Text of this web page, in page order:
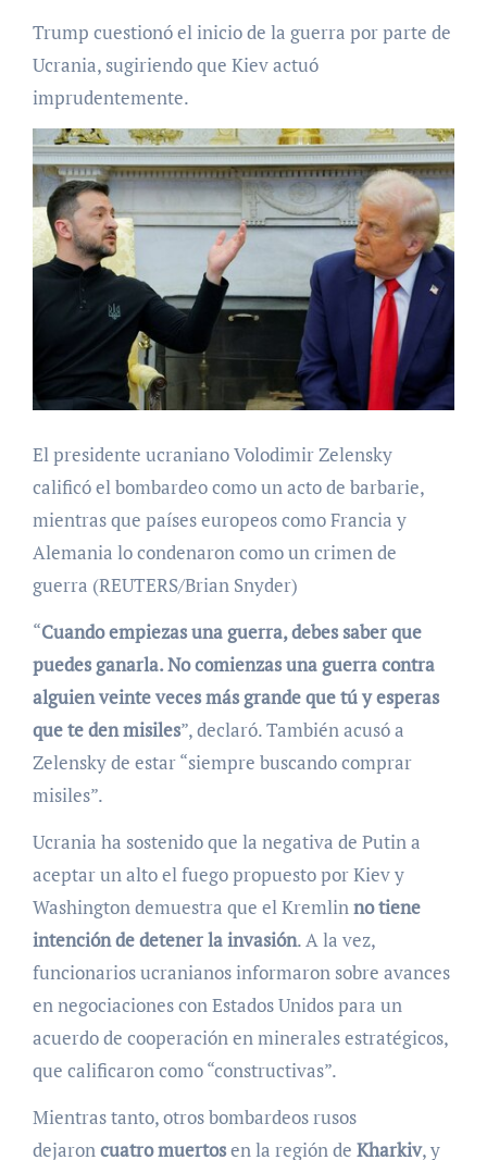
Trump cuestionó el inicio de la guerra por parte de
Ucrania, sugiriendo que Kiev actuó
imprudentemente.
El presidente ucraniano Volodimir Zelensky
calificó el bombardeo como un acto de barbarie,
mientras que países europeos como Francia y
Alemania lo condenaron como un crimen de
guerra (REUTERS/Brian Snyder)
“Cuando empiezas una guerra, debes saber que
puedes ganarla. No comienzas una guerra contra
alguien veinte veces más grande que tú y esperas
que te den misiles”, declaró. También acusó a
Zelensky de estar “siempre buscando comprar
misiles”.
Ucrania ha sostenido que la negativa de Putin a
aceptar un alto el fuego propuesto por Kiev y
Washington demuestra que el Kremlinno tiene
intención de detener la invasión. A la vez,
funcionarios ucranianos informaron sobre avances
en negociaciones con Estados Unidos para un
acuerdo de cooperación en minerales estratégicos,
que calificaron como “constructivas”.
Mientras tanto, otros bombardeos rusos
dejaroncuatro muertosen la región de Kharkiv, y